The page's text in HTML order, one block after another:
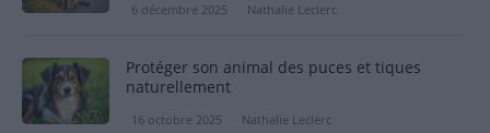
6 décembre 2025 Nathalie Leclerc
Protéger son animal des puces et tiques
naturellement
16 octobre 2025 Nathalie Leclerc